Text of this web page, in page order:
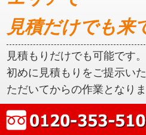
見積だけでも来
見積もりだけでも可能です。
初めに見積もりをご提示い
ただいてからの作業となりま
広島県東広